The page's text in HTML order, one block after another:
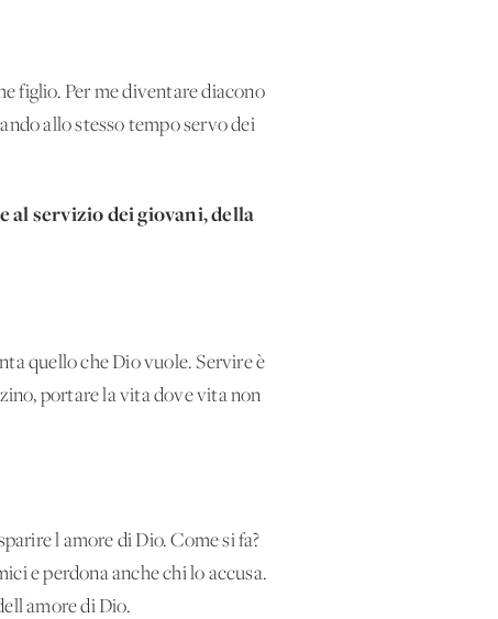
figlio. Per me diventare diacono
allo stesso tempo servo dei
al servizio dei giovani, della
quello che Dio vuole. Servire è
portare la vita dove vita non
l'amore di Dio. Come si fa?
e perdona anche chi lo accusa.
di Dio.